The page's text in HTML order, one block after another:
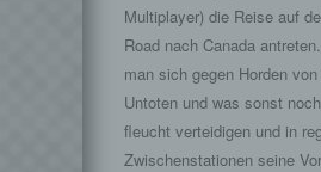
Multiplayer) die Reise auf
Road nach Canada
man sich gegen Horden von
Untoten und was sonst
fleucht verteidigen und in
Zwischenstationen seine